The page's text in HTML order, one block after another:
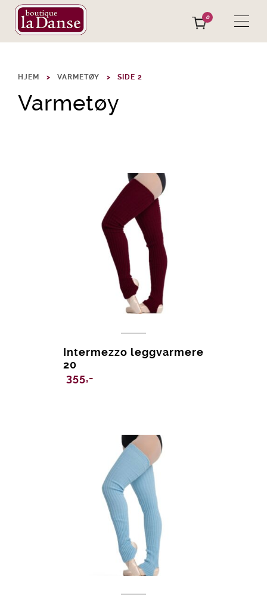
0
HJEM VARMETØY SIDE 2
Varmetøy
Intermezzo leggvarmere
20
355,-